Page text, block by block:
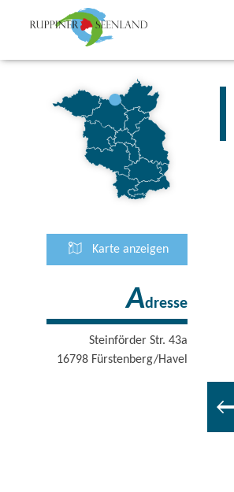
Karte anzeigen
Adresse
Steinförder Str. 43a
16798 Fürstenberg/Havel